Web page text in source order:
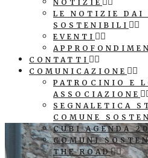
NOTIZIE
LE NOTIZIE DAI
SOSTENIBILI
EVENTI
CONTATTI
COMUNICAZIONE
PATROCINIO E
ASSOCIAZIONE
SEGNALETICA
COMUNE
CUBI AGENDA
COMUNI
THE ROAD